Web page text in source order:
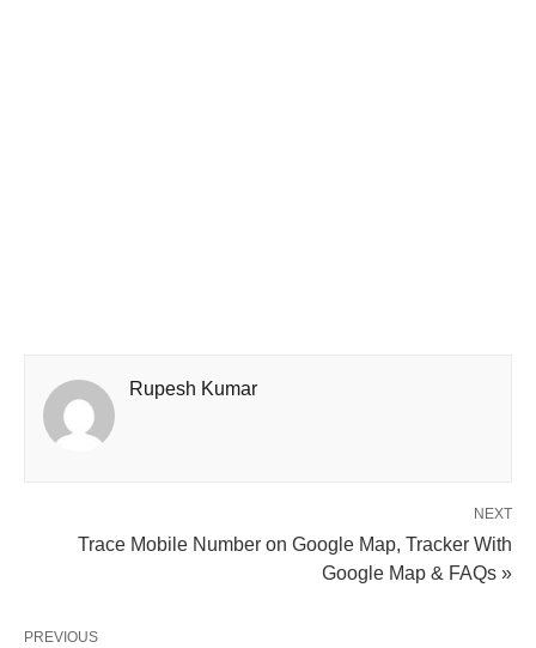
Rupesh Kumar
NEXT
Trace Mobile Number on Google Map, Tracker With
Google Map & FAQs »
PREVIOUS